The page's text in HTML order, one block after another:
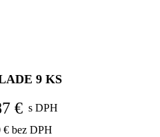
9 KS
€ s DPH
€ bez DPH